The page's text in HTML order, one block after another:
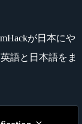
が日本にや
語と日本語をま